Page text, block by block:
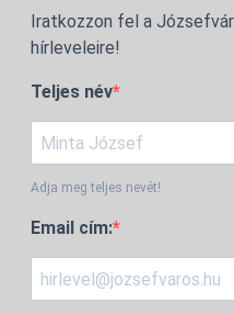
Iratkozzon fel a
hírleveleire!
Teljes név
Adja meg teljes nevét!
Email cím: